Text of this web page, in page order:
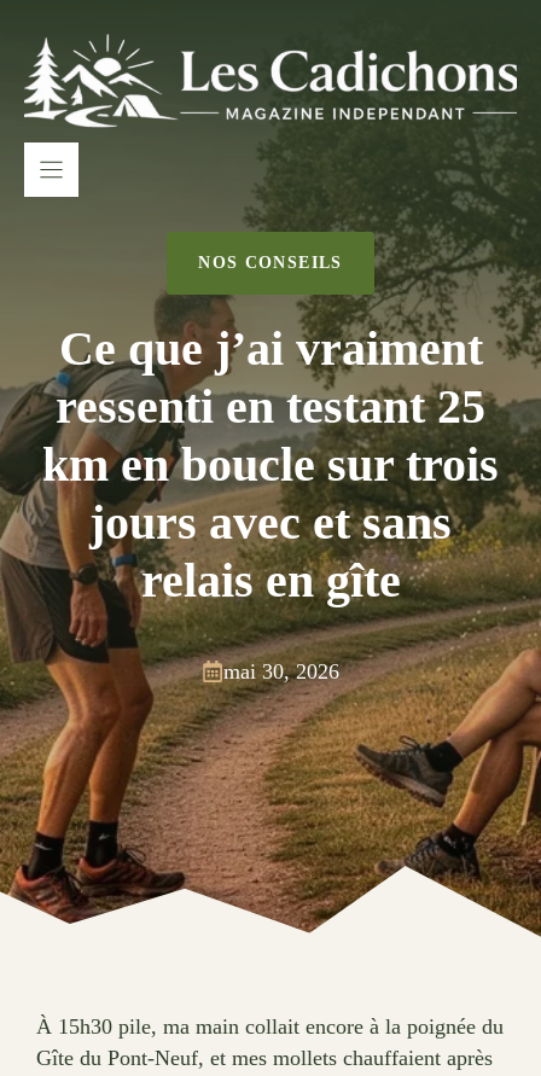
contenu
NOS CONSEILS
Ce que j’ai vraiment
ressenti en testant 25
km en boucle sur trois
jours avec et sans
relais en gîte
mai 30, 2026
À 15h30 pile, ma main collait encore à la poignée du
Gîte du Pont-Neuf, et mes mollets chauffaient après